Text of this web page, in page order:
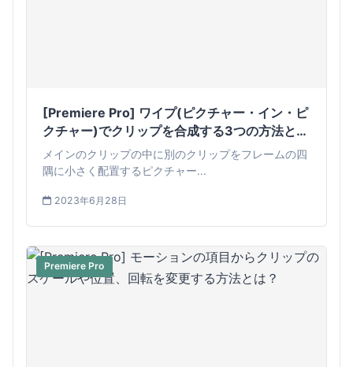
[Premiere Pro] ワイプ(ピクチャー・イン・ピ
クチャー)でクリップを合成する3つの方法と
は？
メインのクリップの中に別のクリップをフレームの四
隅に小さく配置するピクチャー...
2023年6月28日
Premiere Pro